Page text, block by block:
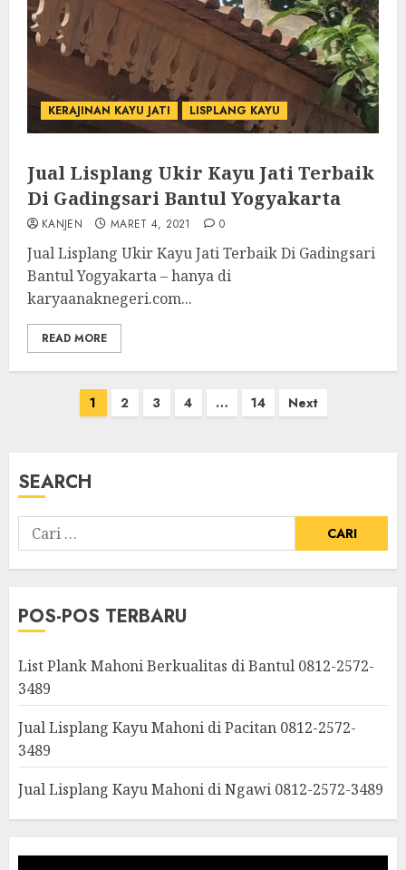
KERAJINAN KAYU JATI LISPLANG KAYU
Jual Lisplang Ukir Kayu Jati Terbaik
Di Gadingsari Bantul Yogyakarta
KANJEN MARET 4, 2021 0
Jual Lisplang Ukir Kayu Jati Terbaik Di Gadingsari
Bantul Yogyakarta – hanya di
karyaanaknegeri.com...
READ MORE
1 2 3 4 … 14 Next
SEARCH
POS-POS TERBARU
List Plank Mahoni Berkualitas di Bantul 0812-2572-
3489
Jual Lisplang Kayu Mahoni di Pacitan 0812-2572-
3489
Jual Lisplang Kayu Mahoni di Ngawi 0812-2572-3489